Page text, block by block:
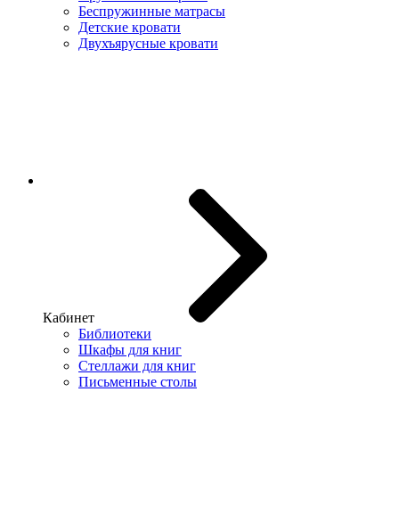
Беспружинные матрасы
Детские кровати
Двухъярусные кровати
Кабинет
Библиотеки
Шкафы для книг
Стеллажи для книг
Письменные столы